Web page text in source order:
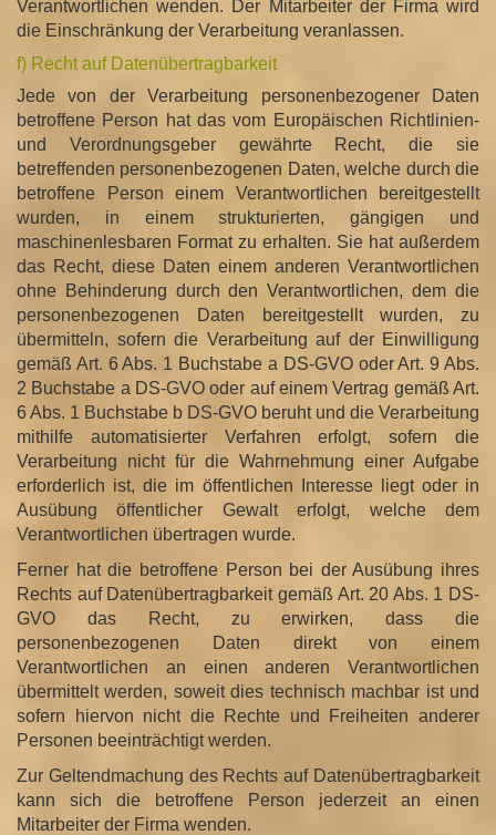
Verantwortlichen wenden. Der Mitarbeiter der Firma wird
die Einschränkung der Verarbeitung veranlassen.
f) Recht auf Datenübertragbarkeit
Jede von der Verarbeitung personenbezogener Daten
betroffene Person hat das vom Europäischen Richtlinien-
und Verordnungsgeber gewährte Recht, die sie
betreffenden personenbezogenen Daten, welche durch die
betroffene Person einem Verantwortlichen bereitgestellt
wurden, in einem strukturierten, gängigen und
maschinenlesbaren Format zu erhalten. Sie hat außerdem
das Recht, diese Daten einem anderen Verantwortlichen
ohne Behinderung durch den Verantwortlichen, dem die
personenbezogenen Daten bereitgestellt wurden, zu
übermitteln, sofern die Verarbeitung auf der Einwilligung
gemäß Art. 6 Abs. 1 Buchstabe a DS-GVO oder Art. 9 Abs.
2 Buchstabe a DS-GVO oder auf einem Vertrag gemäß Art.
6 Abs. 1 Buchstabe b DS-GVO beruht und die Verarbeitung
mithilfe automatisierter Verfahren erfolgt, sofern die
Verarbeitung nicht für die Wahrnehmung einer Aufgabe
erforderlich ist, die im öffentlichen Interesse liegt oder in
Ausübung öffentlicher Gewalt erfolgt, welche dem
Verantwortlichen übertragen wurde.
Ferner hat die betroffene Person bei der Ausübung ihres
Rechts auf Datenübertragbarkeit gemäß Art. 20 Abs. 1 DS-
GVO das Recht, zu erwirken, dass die
personenbezogenen Daten direkt von einem
Verantwortlichen an einen anderen Verantwortlichen
übermittelt werden, soweit dies technisch machbar ist und
sofern hiervon nicht die Rechte und Freiheiten anderer
Personen beeinträchtigt werden.
Zur Geltendmachung des Rechts auf Datenübertragbarkeit
kann sich die betroffene Person jederzeit an einen
Mitarbeiter der Firma wenden.